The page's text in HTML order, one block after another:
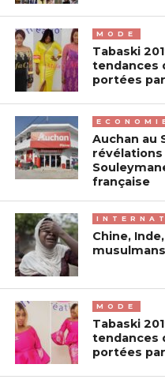
MODE
Tabaski
tendances
portées
Auchan au
révélations
française
Chine,
MODE
Tabaski
tendances
portées